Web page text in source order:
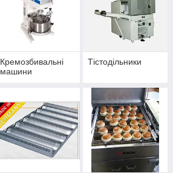
Кремозбивальні
машини
Тістодільники